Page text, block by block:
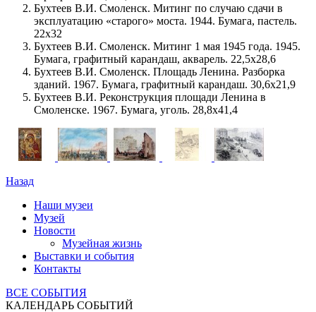
Бухтеев В.И. Смоленск. Митинг по случаю сдачи в
эксплуатацию «старого» моста. 1944. Бумага, пастель.
22х32
Бухтеев В.И. Смоленск. Митинг 1 мая 1945 года. 1945.
Бумага, графитный карандаш, акварель. 22,5х28,6
Бухтеев В.И. Смоленск. Площадь Ленина. Разборка
зданий. 1967. Бумага, графитный карандаш. 30,6х21,9
Бухтеев В.И. Реконструкция площади Ленина в
Смоленске. 1967. Бумага, уголь. 28,8х41,4
Назад
Наши музеи
Музей
Новости
Музейная жизнь
Выставки и события
Контакты
ВСЕ СОБЫТИЯ
КАЛЕНДАРЬ СОБЫТИЙ